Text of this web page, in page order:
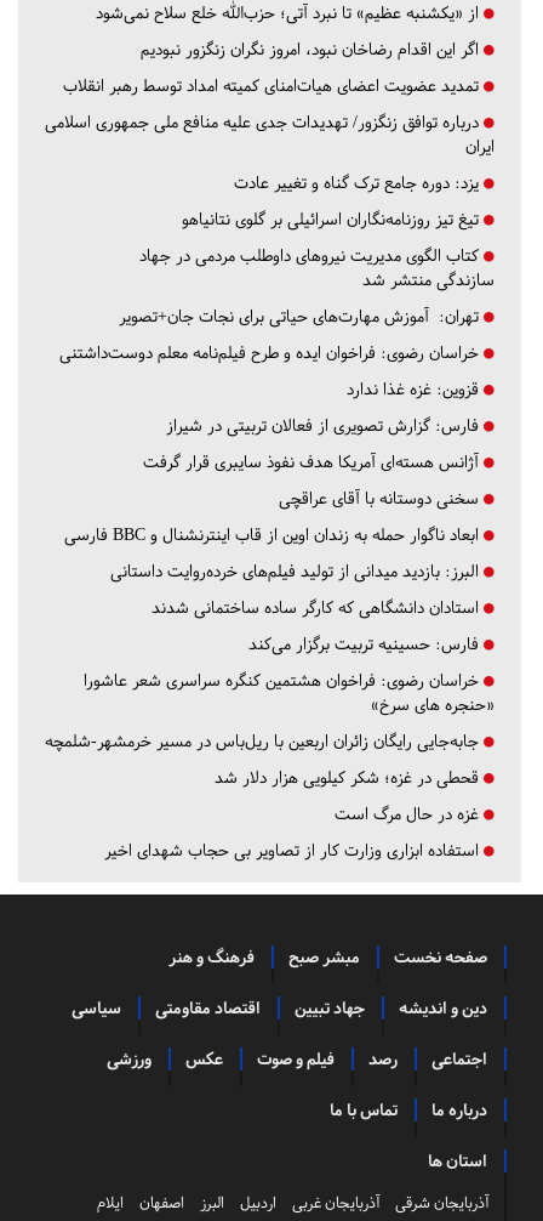
از «یکشنبه عظیم» تا نبرد آتی؛ حزب‌الله خلع سلاح نمی‌شود
اگر این اقدام رضاخان نبود، امروز نگران زنگزور نبودیم
تمدید عضویت اعضای هیات‌امنای کمیته امداد توسط رهبر انقلاب
درباره توافق زنگزور/ تهدیدات جدی علیه منافع ملی جمهوری اسلامی
ایران
یزد: دوره جامع ترک گناه و تغییر عادت
تیغ تیز روزنامه‌نگاران اسرائیلی بر گلوی نتانیاهو
کتاب الگوی مدیریت نیروهای داوطلب مردمی در جهاد
سازندگی منتشر شد
تهران: آموزش مهارت‌های حیاتی برای نجات جان+تصویر
خراسان رضوی: فراخوان ایده و طرح فیلم‌نامه معلم دوست‌داشتنی
قزوین: غزه غذا ندارد
فارس: گزارش تصویری از فعالان تربیتی در شیراز
آژانس هسته‌ای آمریکا هدف نفوذ سایبری قرار گرفت
سخنی دوستانه با آقای عراقچی
ابعاد ناگوار حمله به زندان اوین از قاب اینترنشنال و BBC فارسی
البرز: بازدید میدانی از تولید فیلم‌های خرده‌روایت داستانی
استادان دانشگاهی که کارگر ساده ساختمانی شدند
فارس: حسینیه تربیت برگزار می‌کند
خراسان رضوی: فراخوان هشتمین کنگره سراسری شعر عاشورا
«حنجره های سرخ»
جابه‌جایی رایگان زائران اربعین با ریل‌باس در مسیر خرمشهر-شلمچه
قحطی در غزه؛ شکر کیلویی هزار دلار شد
غزه در حال مرگ است
استفاده ابزاری وزارت کار از تصاویر بی حجاب شهدای اخیر
صفحه نخست مبشر صبح فرهنگ و هنر
دین و اندیشه جهاد تبیین اقتصاد مقاومتی سیاسی
اجتماعی رصد فیلم و صوت عکس ورزشی
درباره ما تماس با ما
استان ها
آذربایجان شرقی آذربایجان غربی اردبیل البرز اصفهان ایلام